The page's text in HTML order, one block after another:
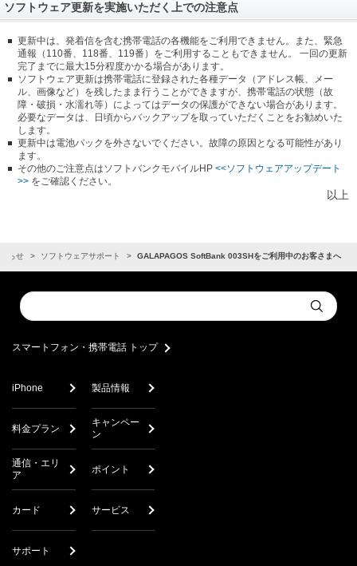
ソフトウェア更新を実施いただく上での注意点
更新中は、発着信を含む携帯電話の各機能をご利用できません。また、緊急
通報（110番、118番、119番）をご利用することもできません。 一回の更新
完了までに最大15分程度かかる場合があります。
ソフトウェア更新は携帯電話に登録された各種データ（アドレス帳、メー
ル、画像など）を残したまま行うことができますが、携帯電話の状態（故
障・破損・水濡れ等）によってはデータの保護ができない場合があります。
必要なデータは、日頃からバックアップを取っていただくことをお勧めいた
します。
更新中は電池パックを外さないでください。故障の原因となる可能性があり
ます。
その他のご注意点はソフトバンクモバイルHP <<ソフトウェアアップデート
>> をご確認ください。
以上
らせ ソフトウェアサポート GALAPAGOS SoftBank 003SHをご利用中のお客さまへ
Conduct
a
Submit
スマートフォン・携帯電話 トップ
iPhone 製品情報
料金プラン
キャンペー
ン
通信・エリ
ア
ポイント
カード サービス
サポート